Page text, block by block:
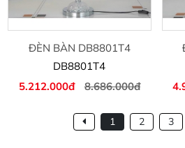
ĐÈN BÀN DB8801T4
DB8801T4
5.212.000đ
8.686.000đ
1 2 3